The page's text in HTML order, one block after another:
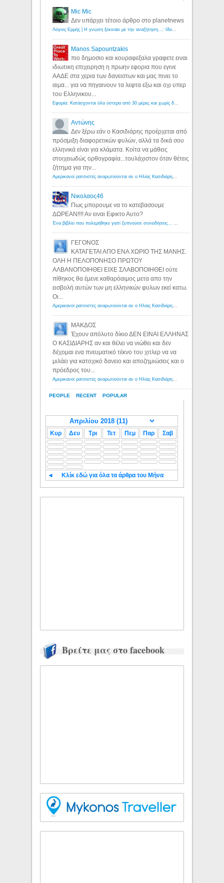
PEOPLE RECENT POPULAR
Mic Mic
Δεν υπάρχει τέτοιο άρθρο στο planetnews
Manos Sapountzakis
πιο δημοσιο και κουραφεξαλα γραφετε ειναι
ιδιωτικη επιχειρηση η πρωην εφορια που εγινε
ΑΑΔΕ στα χερια των δανειστων και μας πινει το
αιμα... για να πηγαινουν τα λεφτα εξω και οχι υπερ
του Ελληνικου...
Αντώνης
Δεν ξέρω εάν ο Κασιδιάρης προέρχεται από
πρόσμιξη διαφορετικών φυλών, αλλά τα δικά σου
ελληνικά είναι για κλάματα. Κοίτα να μάθεις
στοιχειωδώς ορθογραφία...τουλάχιστον όταν θέτεις
ζήτημα για την...
Νικολαος46
Πως μπορουμε να το κατεβασουμε
ΔΩΡΕΑΝ!!!! Αν ειναι Εφικτο Αυτο?
ΓΕΓΟΝΟΣ
ΚΑΤΑΓΕΤΑΙ ΑΠΟ ΕΝΑ ΧΩΡΙΟ ΤΗΣ ΜΑΝΗΣ.
ΟΛΗ Η ΠΕΛΟΠΟΝΗΣΟ ΠΡΩΤΟΥ
ΑΛΒΑΝΟΠΟΙΗΘΕΙ ΕΙΧΕ ΣΛΑΒΟΠΟΙΗΘΕΙ ούτε
πίθηκος θα έμενε καθαρόαιμος μετα απο την
εισβολή αυτών των μη ελληνικών φυλων εκεί κατω.
Οι...
ΜΑΚΔΟΣ
Έχουν απόλυτο δίκιο ΔΕΝ ΕΙΝΑΙ ΕΛΛΗΝΑΣ
Ο ΚΑΣΙΔΙΑΡΗΣ αν και θέλει να νιώθει και δεν
δέχομαι ενα πνευματικό τέκνο του χιτλερ να να
μιλάει για κατοχικό δανειο και αποζημιώσεις και ο
πρόεδρος του...
Κυρ Δευ Τρι Τετ Πεμ Παρ Σαβ
◄ Κλίκ εδώ για όλα τα άρθρα του Μήνα
Βρείτε μας στο facebook